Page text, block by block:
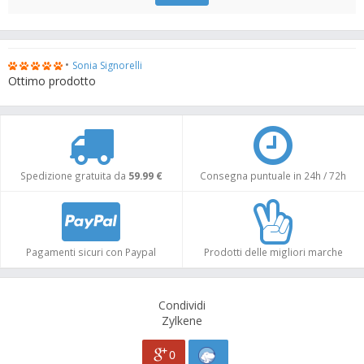
• Sonia Signorelli
Ottimo prodotto
Spedizione gratuita da 59.99 € Consegna puntuale in 24h / 72h
Pagamenti sicuri con Paypal Prodotti delle migliori marche
Condividi
Zylkene
0